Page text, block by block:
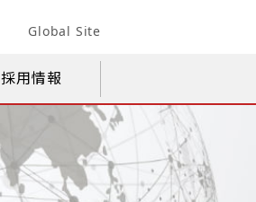
Global Site
採用情報